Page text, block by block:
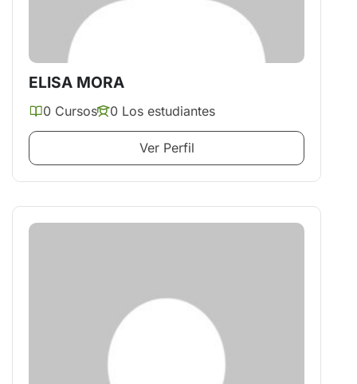
ELISA MORA
0 Cursos 0 Los estudiantes
Ver Perfil